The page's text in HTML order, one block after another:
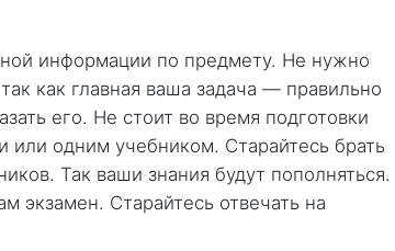
информации по предмету. Не нужно
как главная ваша задача — правильно
его. Не стоит во время подготовки
или одним учебником. Старайтесь брать
Так ваши знания будут пополняться.
экзамен. Старайтесь отвечать на